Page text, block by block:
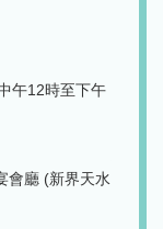
有線下及線上